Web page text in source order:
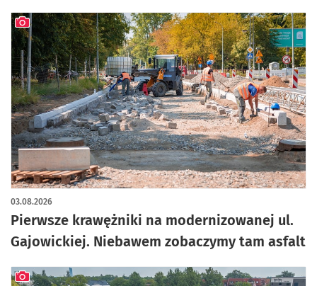
Pierwsze krawężniki na modernizowanej ul.
Gajowickiej. Niebawem zobaczymy tam asfalt
03.08.2026
artykuł z galerią zdjęć